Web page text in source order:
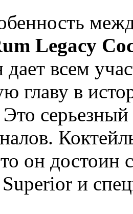
Legacy
всем
главу в
Это
он достоин
и